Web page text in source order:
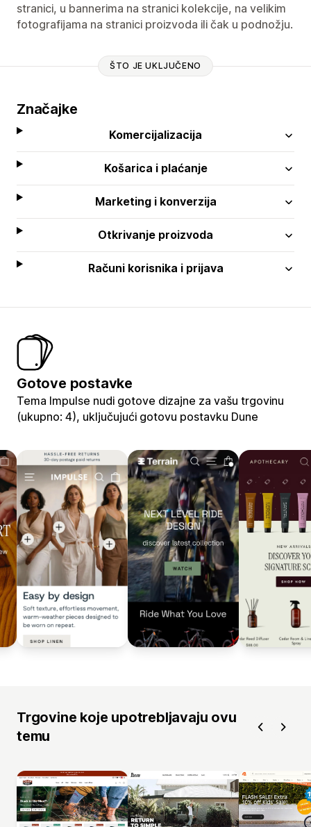
stranici, u bannerima na stranici kolekcije, na velikim
fotografijama na stranici proizvoda ili čak u podnožju.
ŠTO JE UKLJUČENO
Značajke
Komercijalizacija
Košarica i plaćanje
Marketing i konverzija
Otkrivanje proizvoda
Računi korisnika i prijava
Gotove postavke
Tema Impulse nudi gotove dizajne za vašu trgovinu
(ukupno: 4), uključujući gotovu postavku Dune
Trgovine koje upotrebljavaju ovu
temu